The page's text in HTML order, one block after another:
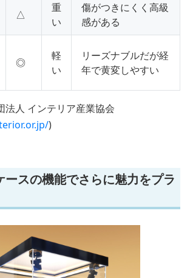
△
重
い
傷がつきにくく高級
感がある
◎
軽
い
リーズナブルだが経
年で黄変しやすい
法人 インテリア産業協会
)
ースの機能でさらに魅力をプラ